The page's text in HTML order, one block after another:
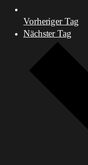
Vorheriger Tag
Nächster Tag